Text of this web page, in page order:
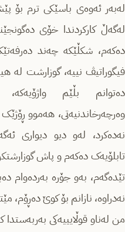
لەبەر ئەوەی باسێکی ترم بۆ
لەگەڵ کارکردندا خۆی
دەکەم، شکڵێکە چەند
فیگوراتیڤ نییە، گوزارشت لە
دەتوانم بڵێم
وەرچەرخاندنیەتی، هەموو
نەدەکرد، لەو دیو دیواری
تابلۆیەک دەکەم و پاش
تێدەگەم، بەو جۆرە بەردەوام
نەدراوە، نازانم بۆ کوێ دەڕۆم،
من لەناو قوڵایییەکی